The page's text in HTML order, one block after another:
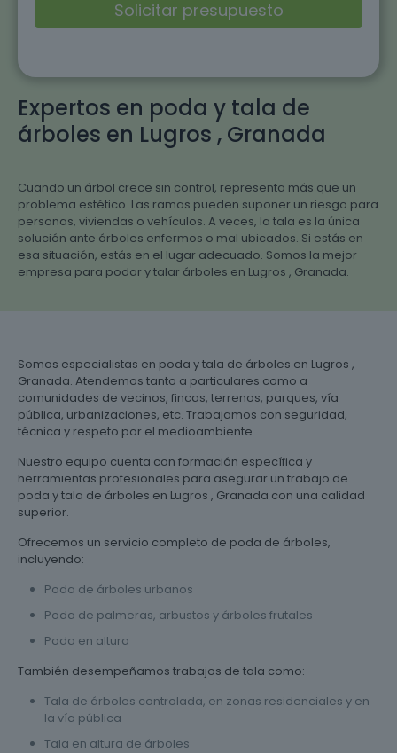
Expertos en poda y tala de
árboles en Lugros , Granada
Cuando un árbol crece sin control, representa más que un
problema estético. Las ramas pueden suponer un riesgo para
personas, viviendas o vehículos. A veces, la tala es la única
solución ante árboles enfermos o mal ubicados. Si estás en
esa situación, estás en el lugar adecuado. Somos la mejor
empresa para podar y talar árboles en Lugros , Granada.
Somos especialistas en poda y tala de árboles en Lugros ,
Granada. Atendemos tanto a particulares como a
comunidades de vecinos, fincas, terrenos, parques, vía
pública, urbanizaciones, etc. Trabajamos con seguridad,
técnica y respeto por el medioambiente .
Nuestro equipo cuenta con formación específica y
herramientas profesionales para asegurar un trabajo de
poda y tala de árboles en Lugros , Granada con una calidad
superior.
Ofrecemos un servicio completo de poda de árboles,
incluyendo:
Poda de árboles urbanos
Poda de palmeras, arbustos y árboles frutales
Poda en altura
También desempeñamos trabajos de tala como:
Tala de árboles controlada, en zonas residenciales y en
la vía pública
Tala en altura de árboles